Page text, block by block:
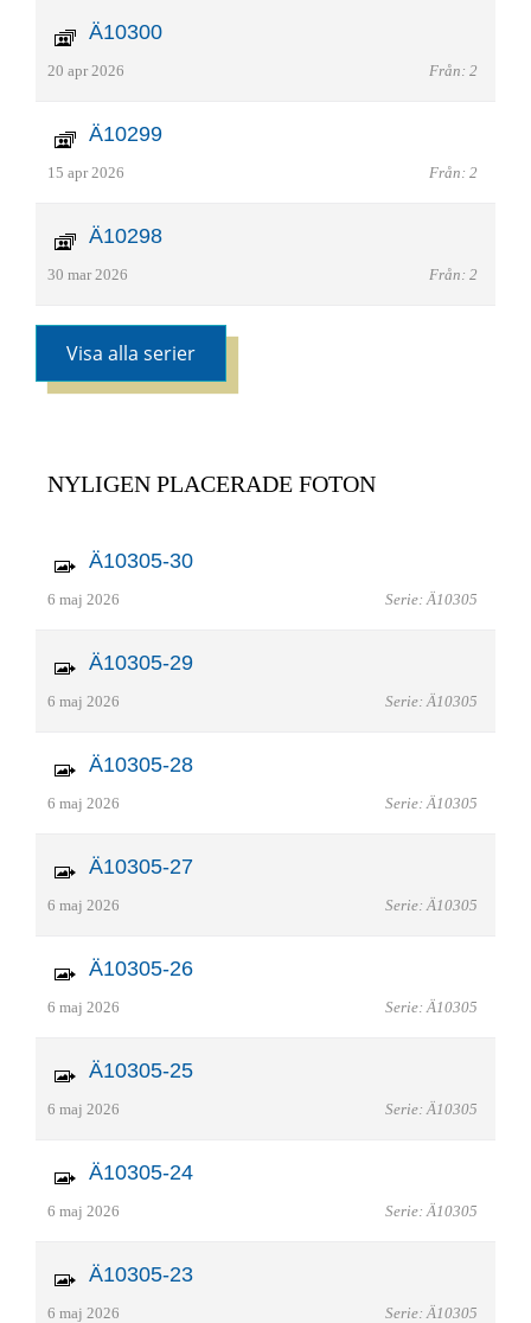
Ä10300
20 apr 2026 Från: 2
Ä10299
15 apr 2026 Från: 2
Ä10298
30 mar 2026 Från: 2
Visa alla serier
NYLIGEN PLACERADE FOTON
Ä10305-30
6 maj 2026 Serie: Ä10305
Ä10305-29
6 maj 2026 Serie: Ä10305
Ä10305-28
6 maj 2026 Serie: Ä10305
Ä10305-27
6 maj 2026 Serie: Ä10305
Ä10305-26
6 maj 2026 Serie: Ä10305
Ä10305-25
6 maj 2026 Serie: Ä10305
Ä10305-24
6 maj 2026 Serie: Ä10305
Ä10305-23
6 maj 2026 Serie: Ä10305